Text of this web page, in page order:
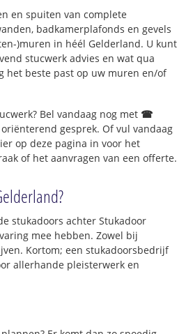
en spuiten van complete
badkamerplafonds en gevels
)muren in héél Gelderland. U kunt
stucwerk advies en wat qua
het beste past op uw muren en/of
Bel vandaag nog met ☎
gesprek. Of vul vandaag
op deze pagina in voor het
of het aanvragen van een offerte.
stukadoors achter Stukadoor
mee hebben. Zowel bij
Kortom; een stukadoorsbedrijf
allerhande pleisterwerk en